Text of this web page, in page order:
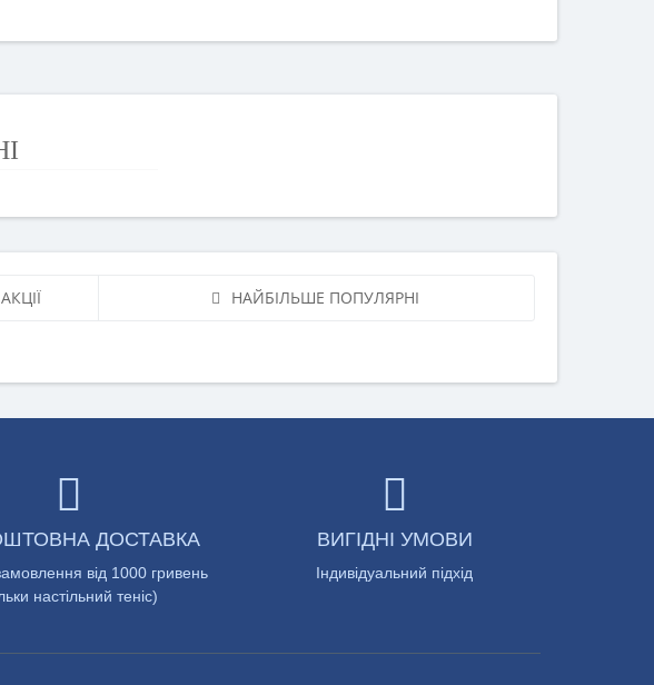
АКЦІЇ НАЙБІЛЬШЕ ПОПУЛЯРНІ
ДОСТАВКА
від 1000 гривень
настільний теніс)
ВИГІДНІ УМОВИ
Індивідуальний підхід